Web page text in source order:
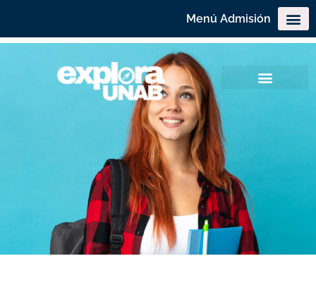
Menú Admisión